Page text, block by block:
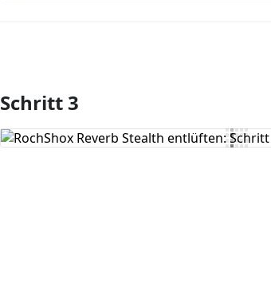
Kommentar hinzufügen
Schritt 3